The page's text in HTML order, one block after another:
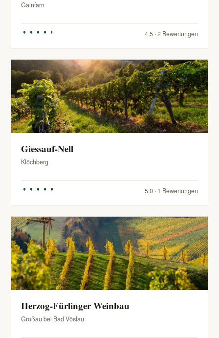
Gainfarn
4.5 · 2 Bewertungen
Giessauf-Nell
Klöchberg
5.0 · 1 Bewertungen
Herzog-Fürlinger Weinbau
Großau bei Bad Vöslau